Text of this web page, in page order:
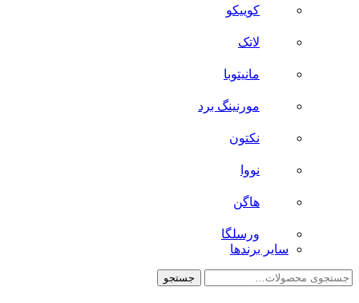
کوییکو
لاتک
مانیتوبا
مورنینگ برد
نکتون
نووا
هاگن
ورسلگا
سایر برند‌ها
جستجو
جستجو